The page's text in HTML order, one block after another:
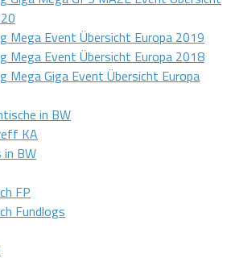
Mega Event Übersicht Europa 2019
Mega Event Übersicht Europa 2018
Mega Giga Event Übersicht Europa
in BW
KA
in BW
FP
Fundlogs